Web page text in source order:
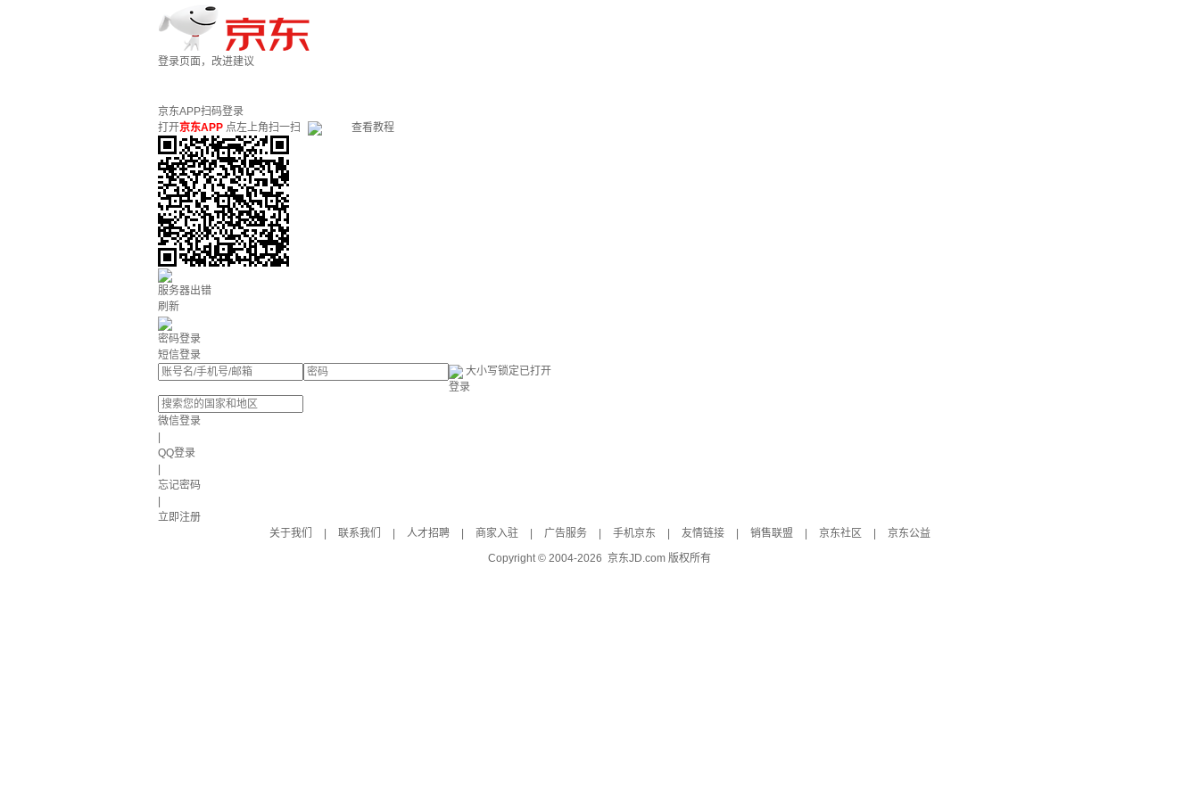
登录页面，改进建议
京东APP扫码登录
打开京东APP 点左上角扫一扫 查看教程
服务器出错
刷新
密码登录
短信登录
大小写锁定已打开
登录
微信登录
QQ登录
忘记密码
立即注册
关于我们
联系我们 人才招聘 商家入驻 广告服务 手机京东 友情链接 销售联盟 京东社区
京东公益
Copyright © 2004-2026 京东JD.com 版权所有